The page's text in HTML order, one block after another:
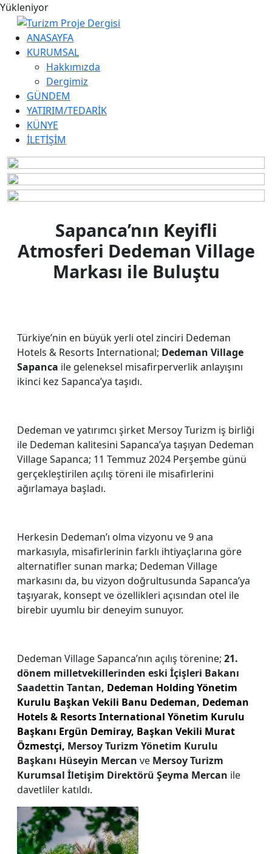
Yükleniyor
ANASAYFA
KURUMSAL
Hakkımızda
Dergimiz
GÜNDEM
YATIRIM/TEDARİK
KÜNYE
İLETİŞİM
Sapanca’nın Keyifli
Atmosferi Dedeman Village
Markası ile Buluştu
Türkiye’nin en büyük yerli otel zinciri Dedeman
Hotels & Resorts International; Dedeman Village
Sapanca ile geleneksel misafirperverlik anlayışını
ikinci kez Sapanca’ya taşıdı.
Dedeman ve yatırımcı şirket Mersoy Turizm iş birliği
ile Dedeman kalitesini Sapanca’ya taşıyan Dedeman
Village Sapanca; 11 Temmuz 2024 Perşembe günü
gerçekleştirilen açılış töreni ile misafirlerini
ağırlamaya başladı.
Herkesin Dedeman’ı olma vizyonu ve 9 ana
markasıyla, misafirlerinin farklı ihtiyaçlarına göre
alternatifler sunan marka; Dedeman Village
markasını da, bu vizyon doğrultusunda Sapanca’ya
taşıyarak, konsept ve özellikleri açısından otel ile
birebir uyumlu bir deneyim sunuyor.
Dedeman Village Sapanca’nın açılış törenine; 21.
dönem milletvekillerinden eski İçişleri Bakanı
Saadettin Tantan, Dedeman Holding Yönetim
Kurulu Başkan Vekili Banu Dedeman, Dedeman
Hotels & Resorts International Yönetim Kurulu
Başkanı Ergün Demiray, Başkan Vekili Murat
Özmestçi, Mersoy Turizm Yönetim Kurulu
Başkanı Hüseyin Mercan ve Mersoy Turizm
Kurumsal İletişim Direktörü Şeyma Mercan ile
davetliler katıldı.